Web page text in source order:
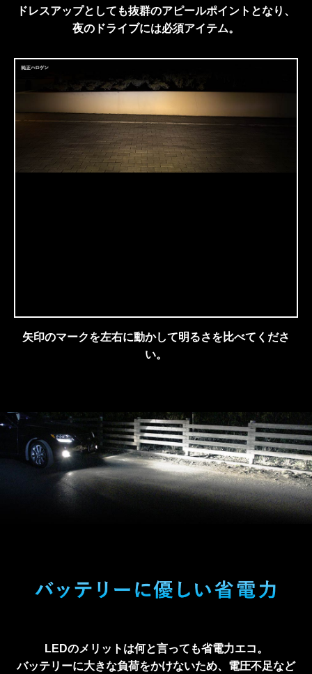
ドレスアップとしても抜群のアピールポイントとなり、
夜のドライブには必須アイテム。
矢印のマークを左右に動かして明るさを比べてくださ
い。
LEDのメリットは何と言っても省電力エコ。
バッテリーに大きな負荷をかけないため、電圧不足など